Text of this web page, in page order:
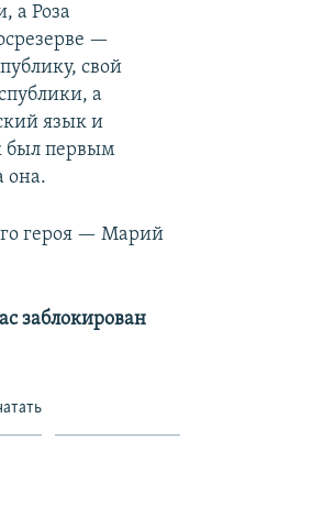
а Роза
—
свой
а
язык и
был первым
она.
героя — Марий
заблокирован